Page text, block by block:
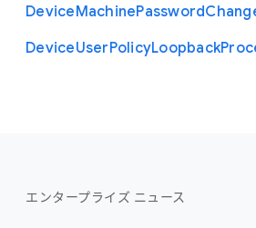
DeviceMachinePassword
DeviceUserPolicyLoopback
エンタープライズ ニュース